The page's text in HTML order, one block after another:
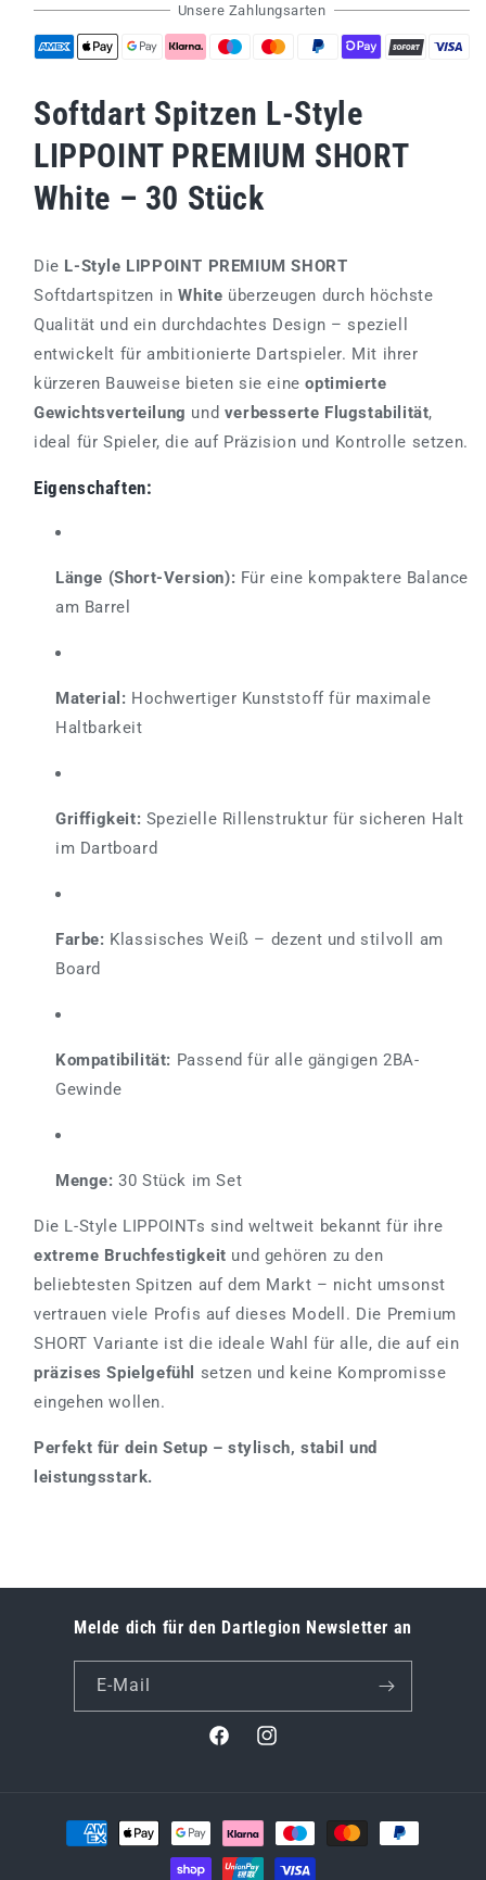
30stk.
Unsere Zahlungsarten
Softdart Spitzen L-Style
LIPPOINT PREMIUM SHORT
White – 30 Stück
Die L-Style LIPPOINT PREMIUM SHORT
Softdartspitzen inWhite überzeugen durch höchste
Qualität und ein durchdachtes Design – speziell
entwickelt für ambitionierte Dartspieler. Mit ihrer
kürzeren Bauweise bieten sie eineoptimierte
Gewichtsverteilung und verbesserte Flugstabilität,
ideal für Spieler, die auf Präzision und Kontrolle setzen.
Eigenschaften:
Länge (Short-Version): Für eine kompaktere Balance
am Barrel
Material: Hochwertiger Kunststoff für maximale
Haltbarkeit
Griffigkeit: Spezielle Rillenstruktur für sicheren Halt
im Dartboard
Farbe: Klassisches Weiß – dezent und stilvoll am
Board
Kompatibilität: Passend für alle gängigen 2BA-
Gewinde
Menge: 30 Stück im Set
Die L-Style LIPPOINTs sind weltweit bekannt für ihre
extreme Bruchfestigkeit und gehören zu den
beliebtesten Spitzen auf dem Markt – nicht umsonst
vertrauen viele Profis auf dieses Modell. Die Premium
SHORT Variante ist die ideale Wahl für alle, die auf ein
präzises Spielgefühl setzen und keine Kompromisse
eingehen wollen.
Perfekt für dein Setup – stylisch, stabil und
leistungsstark.
Melde dich für den Dartlegion Newsletter an
E-Mail
FacebookInstagram
Zahlungsmethoden